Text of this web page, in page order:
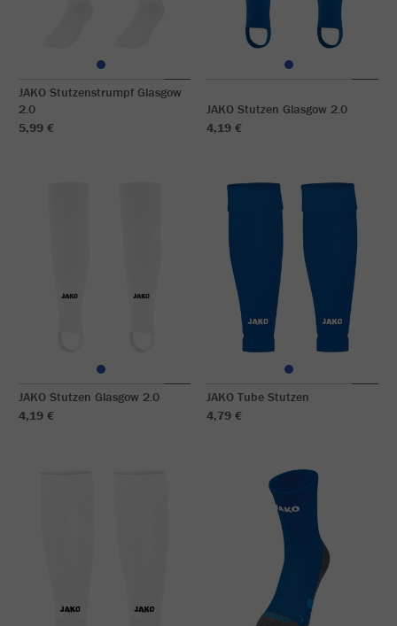
JAKO Stutzenstrumpf Glasgow
2.0
5,99 €
JAKO Stutzen Glasgow 2.0
4,19 €
JAKO Stutzen Glasgow 2.0
4,19 €
JAKO Tube Stutzen
4,79 €